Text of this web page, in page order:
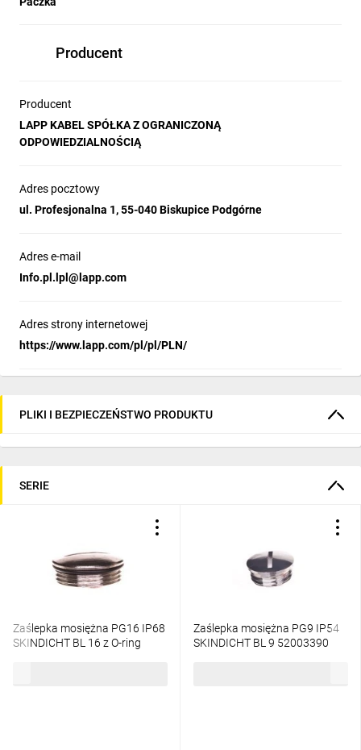
Producent
Producent
LAPP KABEL SPÓŁKA Z OGRANICZONĄ
ODPOWIEDZIALNOŚCIĄ
Adres pocztowy
ul. Profesjonalna 1, 55-040 Biskupice Podgórne
Adres e-mail
Info.pl.lpl@lapp.com
Adres strony internetowej
https://www.lapp.com/pl/pl/PLN/
PLIKI I BEZPIECZEŃSTWO PRODUKTU
SERIE
Zaślepka mosiężna PG16 IP68
SKINDICHT BL 16 z O-ring
Zaślepka mosiężna PG9 IP54
SKINDICHT BL 9 52003390